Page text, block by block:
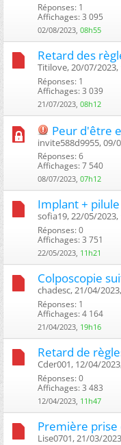
Réponses: 1
Affichages: 3 095
02/08/2023, 08h55
Retard des
Titilove, 20/07/2023,
Réponses: 1
Affichages: 3 039
21/07/2023, 08h12
Peur d'être
invite588d9955, 09/
Réponses: 6
Affichages: 7 540
08/07/2023, 07h12
Implant + pilule
sofia19, 22/05/2023,
Réponses: 0
Affichages: 3 751
22/05/2023, 11h21
Colposcopie
chadesc, 21/04/
Réponses: 1
Affichages: 4 164
21/04/2023, 19h16
Retard de
Cder001, 12/04/
Réponses: 0
Affichages: 3 483
12/04/2023, 11h47
Première
Lise0701, 21/03/